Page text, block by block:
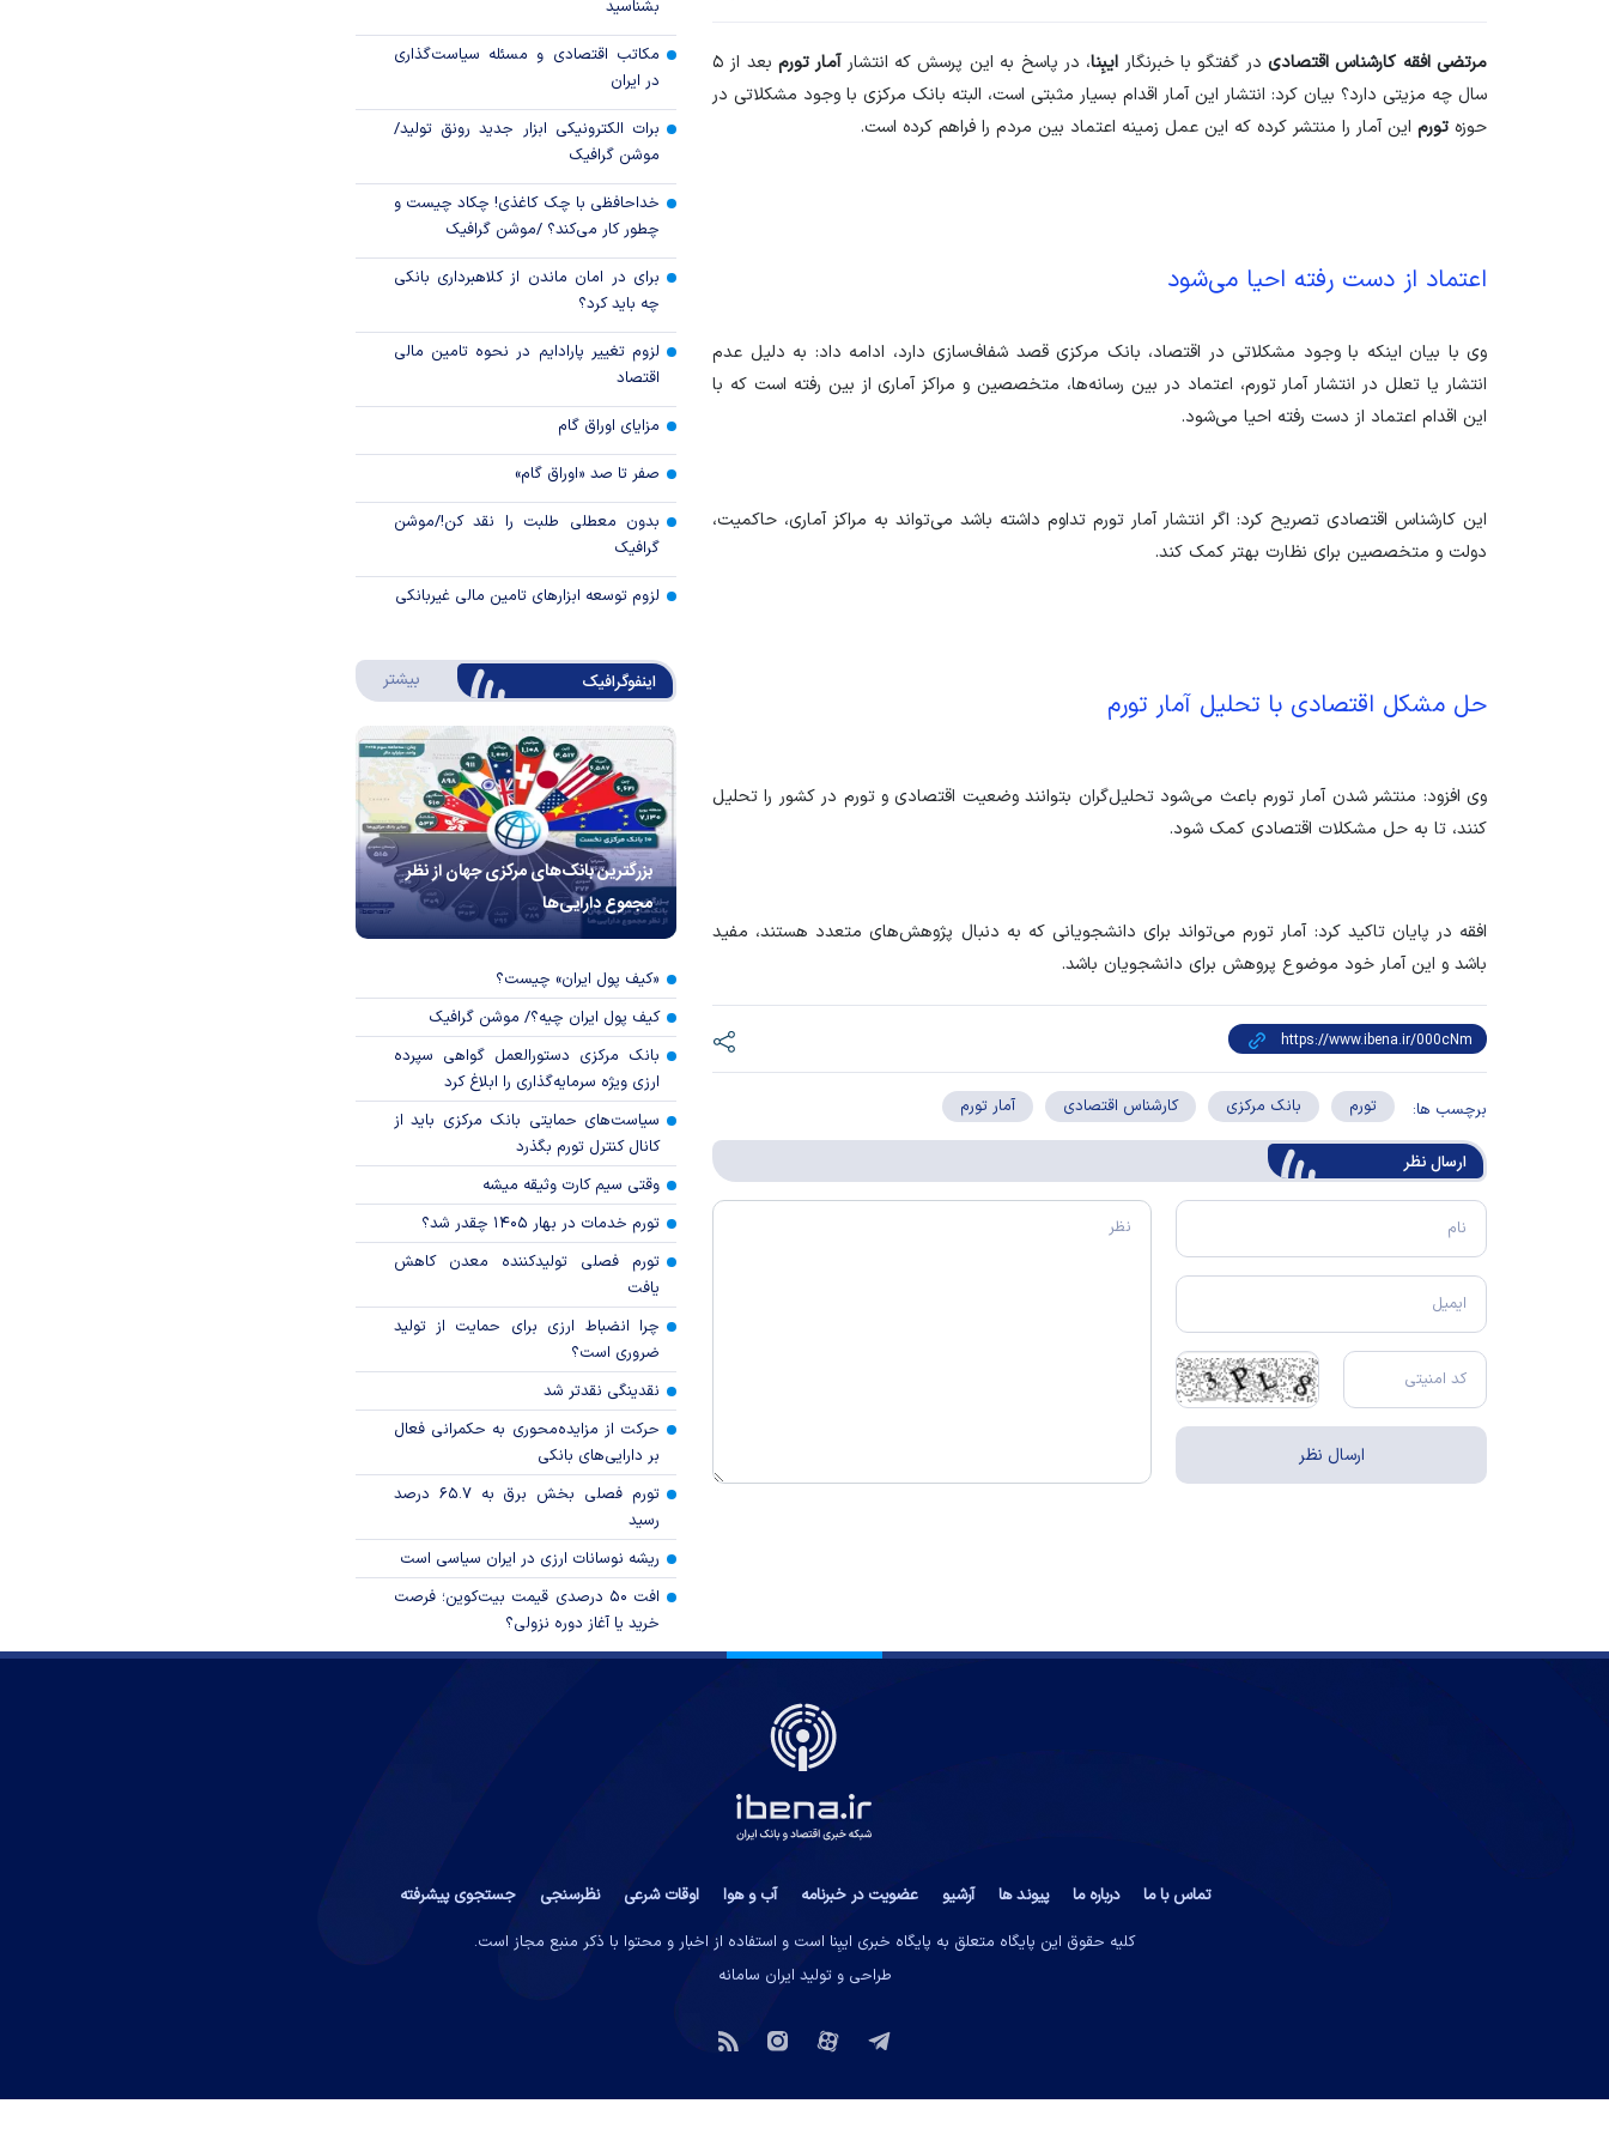
مرتضی افقه کارشناس اقتصادی در گفتگو با خبرنگار ایبِنا، در پاسخ به این پرسش که انتشارآمار تورم
بعد از ۵
سال چه مزیتی دارد؟ بیان کرد: انتشار این آمار اقدام بسیار مثبتی است، البته بانک مرکزی با وجود مشکلاتی در
حوزه تورم این آمار را منتشر کرده که این عمل زمینه اعتماد بین مردم را فراهم کرده است.
اعتماد از دست رفته احیا می‌شود
وی با بیان اینکه با وجود مشکلاتی در اقتصاد، بانک مرکزی قصد شفاف‌سازی دارد، ادامه داد: به دلیل عدم
انتشار یا تعلل در انتشار آمار تورم، اعتماد در بین رسانه‌ها، متخصصین و مراکز آماری از بین رفته است که با
این اقدام اعتماد از دست رفته احیا می‌شود.
این کارشناس اقتصادی تصریح کرد: اگر انتشار آمار تورم تداوم داشته باشد می‌تواند به مراکز آماری، حاکمیت،
دولت و متخصصین برای نظارت بهتر کمک کند.
حل مشکل اقتصادی با تحلیل آمار تورم
وی افزود: منتشر شدن آمار تورم باعث می‌شود تحلیل‌گران بتوانند وضعیت اقتصادی و تورم در کشور را تحلیل
کنند، تا به حل مشکلات اقتصادی کمک شود.
افقه در پایان تاکید کرد: آمار تورم می‌تواند برای دانشجویانی که به دنبال پژوهش‌های متعدد هستند، مفید
باشد و این آمار خود موضوع پروهش برای دانشجویان باشد.
برچسب ها: تورم بانک مرکزی کارشناس اقتصادی آمار تورم
ارسال‌ نظر
رویه جدید ارز اشخاص شدند؟
جزئیات دستورالعمل جدید مالیاتی برای
تسعیر ارز واردات بدون انتقال ارز
بشناسید
مکاتب اقتصادی و مسئله سیاست‌گذاری
در ایران
برات الکترونیکی ابزار جدید رونق تولید/
موشن گرافیک
خداحافظی با چک کاغذی! چکاد چیست و
چطور کار می‌کند؟ /موشن گرافیک
برای در امان ماندن از کلاهبرداری بانکی
چه باید کرد؟
لزوم تغییر پارادایم در نحوه تامین مالی
اقتصاد
مزایای اوراق گام
صفر تا صد «اوراق گام»
بدون معطلی طلبت را نقد کن!/موشن
گرافیک
لزوم توسعه ابزارهای تامین مالی غیربانکی
اینفوگرافیک بیشتر درباره اینفوگرافیک
بزرگترین بانک‌های مرکزی جهان از نظر
مجموع دارایی‌ها
«کیف پول ایران» چیست؟
کیف پول ایران چیه؟/ موشن گرافیک
بانک مرکزی دستورالعمل گواهی سپرده
ارزی ویژه سرمایه‌گذاری را ابلاغ کرد
سیاست‌های حمایتی بانک مرکزی باید از
کانال کنترل تورم بگذرد
وقتی سیم کارت وثیقه میشه
تورم خدمات در بهار ۱۴۰۵ چقدر شد؟
تورم فصلی تولیدکننده معدن کاهش
یافت
چرا انضباط ارزی برای حمایت از تولید
ضروری است؟
نقدینگی نقدتر شد
حرکت از مزایده‌محوری به حکمرانی فعال
بر دارایی‌های بانکی
تورم فصلی بخش برق به ۶۵.۷ درصد
رسید
ریشه نوسانات ارزی در ایران سیاسی است
افت ۵۰ درصدی قیمت بیت‌کوین؛ فرصت
خرید یا آغاز دوره نزولی؟
تماس با ما درباره ما پیوند ها آرشیو عضویت در خبرنامه آب و هوا اوقات شرعی نظرسنجی
جستجوی پیشرفته
کلیه حقوق این پایگاه متعلق به پایگاه خبری ایبِنا است و استفاده از اخبار و محتوا با ذکر منبع مجاز است.
طراحی و تولید ایران سامانه